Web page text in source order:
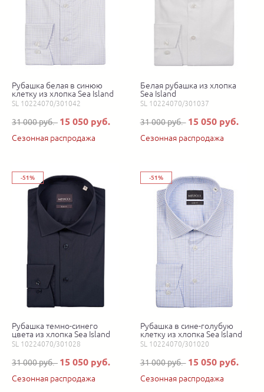
Рубашка белая в синюю
клетку из хлопка Sea Island
SL 10224070/301042
31 000 руб. 15 050 руб.
Сезонная распродажа
Белая рубашка из хлопка
Sea Island
SL 10224070/301037
31 000 руб. 15 050 руб.
Сезонная распродажа
-51%
Рубашка темно-синего
цвета из хлопка Sea Island
SL 10224070/301028
31 000 руб. 15 050 руб.
Сезонная распродажа
-51%
Рубашка в сине-голубую
клетку из хлопка Sea Island
SL 10224070/301020
31 000 руб. 15 050 руб.
Сезонная распродажа